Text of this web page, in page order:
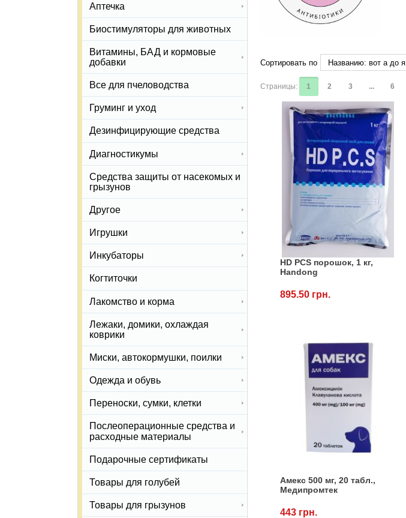
Сортировать по Названию: вот а до я
Страницы: 1 2 3 ... 6
HD PCS порошок, 1 кг,
Handong
895.50 грн.
Амекс 500 мг, 20 табл.,
Медипромтек
443 грн.
Аптечка
Биостимуляторы для животных
Витамины, БАД и кормовые
добавки
Все для пчеловодства
Груминг и уход
Дезинфицирующие средства
Диагностикумы
Средства защиты от насекомых и
грызунов
Другое
Игрушки
Инкубаторы
Когтиточки
Лакомство и корма
Лежаки, домики, охлаждая
коврики
Миски, автокормушки, поилки
Одежда и обувь
Переноски, сумки, клетки
Послеоперационные средства и
расходные материалы
Подарочные сертификаты
Товары для голубей
Товары для грызунов